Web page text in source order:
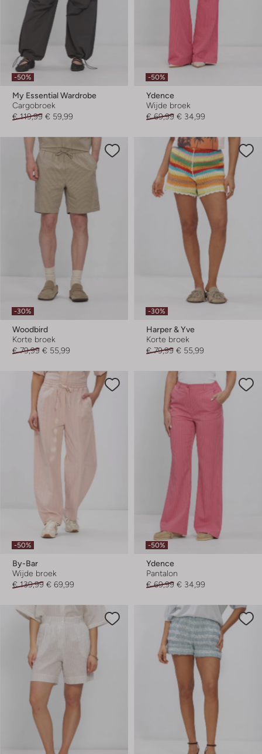
-50%
My Essential Wardrobe
Cargobroek
€ 119,99 € 59,99
-50%
Ydence
Wijde broek
€ 69,99 € 34,99
-30%
Woodbird
Korte broek
€ 79,99 € 55,99
-30%
Harper & Yve
Korte broek
€ 79,99 € 55,99
-50%
By-Bar
Wijde broek
€ 139,99 € 69,99
-50%
Ydence
Pantalon
€ 69,99 € 34,99